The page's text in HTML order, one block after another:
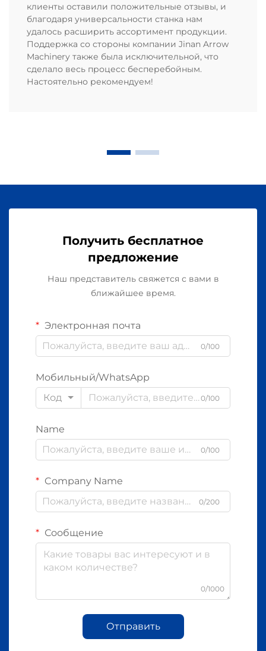
клиенты оставили положительные отзывы, и
благодаря универсальности станка нам
удалось расширить ассортимент продукции.
Поддержка со стороны компании Jinan Arrow
Machinery также была исключительной, что
сделало весь процесс бесперебойным.
Настоятельно рекомендуем!
Получить бесплатное
предложение
Наш представитель свяжется с вами в
ближайшее время.
Электронная почта
0/100
Мобильный/WhatsApp
Код
0/100
Name
0/100
Company Name
0/200
Сообщение
0/1000
Отправить